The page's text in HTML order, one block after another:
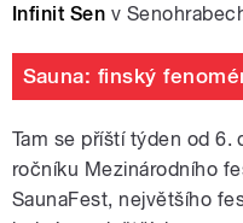
Infinit Sen v
Sauna: finský
Tam se příští týden od 6.
ročníku Mezinárodního
SaunaFest, největšího